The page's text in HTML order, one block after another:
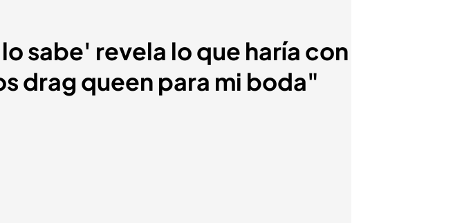
sabe' revela lo que haría con
drag queen para mi boda"